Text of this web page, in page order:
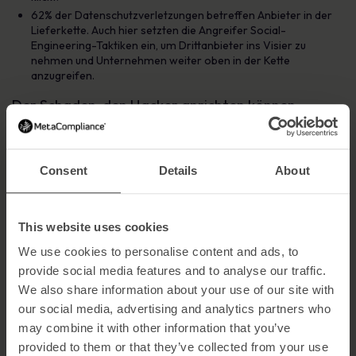
Consent Details About
This website uses cookies
We use cookies to personalise content and ads, to
provide social media features and to analyse our traffic.
We also share information about your use of our site with
our social media, advertising and analytics partners who
may combine it with other information that you’ve
provided to them or that they’ve collected from your use
62% der Datenschutzverletzungen betreffen Anbieter in der
Lieferkette. Auch hier setzten die Angreifer Social-
Engineering-Taktiken ein, um Drittanbieter ins Visier zu
nehmen und Unternehmen weiter oben in der Kette
anzugreifen.
Der Schaden, den Hacker anrichten können
Betrüger nutzen persönliche Informationen, um eine Vielzahl von
Cyberkriminalität zu begehen. Zum Beispiel Identitätsdiebstahl:
Großbritanniens Die
CIFAS National Fraud Database
verzeichnete in der ersten Hälfte des Jahres 2021 einen Anstieg
des Identitätsdiebstahls um 11%. Darüber hinaus verzeichnete
von Identitätsdiebstahl stiegen im Vergleich zu den Zahlen von
Identitätsdiebstahl führt zu finanziellen Verlusten für
Einzelpersonen und Unternehmen, die mit dem Betrüger hinter
der gestohlenen Identität zu tun haben. So verlieren britische
Unternehmen und Einzelpersonenjährlichetwa 4 Milliarden
PfunddurchIdentitätsbetrug .